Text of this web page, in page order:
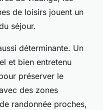
de loisirs jouent un
séjour.
déterminante. Un
et bien entretenu
préserver le
des zones
randonnée proches,